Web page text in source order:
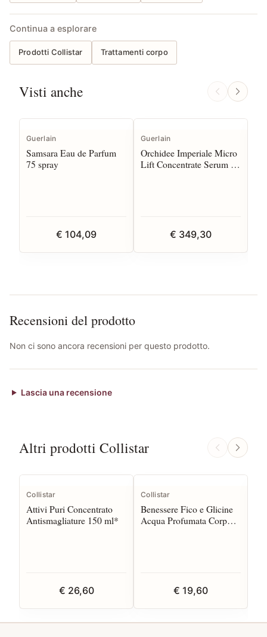
Continua a esplorare
Prodotti Collistar Trattamenti corpo
Visti anche
Guerlain
Samsara Eau de Parfum
75 spray
€ 104,09
Guerlain
Orchidee Imperiale Micro
Lift Concentrate Serum 30
€ 349,30
Recensioni del prodotto
Non ci sono ancora recensioni per questo prodotto.
Lascia una recensione
Altri prodotti Collistar
Collistar
Attivi Puri Concentrato
Antismagliature 150 ml*
€ 26,60
Collistar
Benessere Fico e Glicine
Acqua Profumata Corpo e
€ 19,60